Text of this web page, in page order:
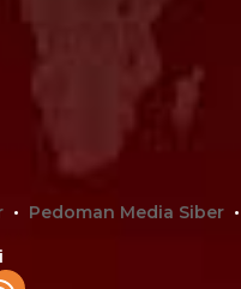
Pedoman Media Siber